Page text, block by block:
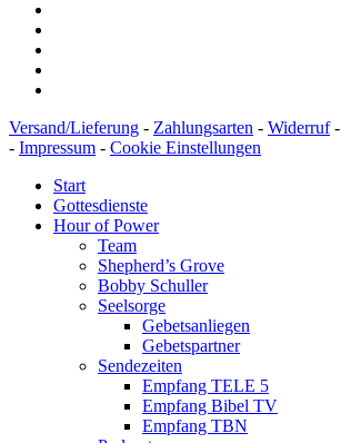
Versand/Lieferung - Zahlungsarten - Widerruf-
- Impressum - Cookie Einstellungen
Start
Gottesdienste
Hour of Power
Team
Shepherd’s Grove
Bobby Schuller
Seelsorge
Gebetsanliegen
Gebetspartner
Sendezeiten
Empfang TELE 5
Empfang Bibel TV
Empfang TBN